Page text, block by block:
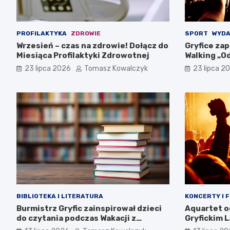
PROFILAKTYKA ZDROWIE
Wrzesień – czas na zdrowie! Dołącz do
Miesiąca Profilaktyki Zdrowotnej
23 lipca 2026 Tomasz Kowalczyk
SPORT
Gryfice
Walking
sierpnia!
23 lipca
BIBLIOTEKA I LITERATURA
Burmistrz Gryfic zainspirował dzieci
do czytania podczas Wakacji z
Biblioteką
KONCERTY I
Aquartet
Gryfickim